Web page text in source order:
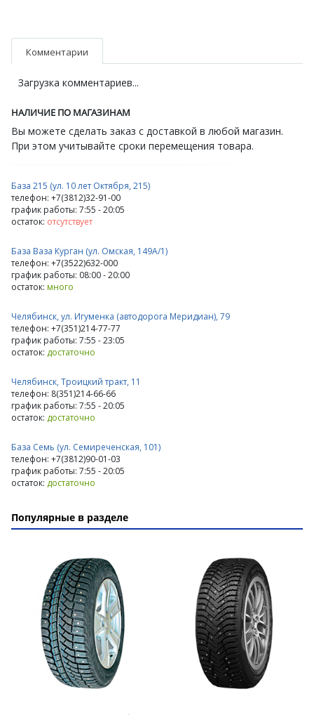
Комментарии
Загрузка комментариев...
НАЛИЧИЕ ПО МАГАЗИНАМ
Вы можете сделать заказ с доставкой в любой магазин.
При этом учитывайте сроки перемещения товара.
База 215 (ул. 10 лет Октября, 215)
телефон: +7(3812)32-91-00
график работы: 7:55 - 20:05
остаток: отсутствует
База Ваза Курган (ул. Омская, 149А/1)
телефон: +7(3522)632-000
график работы: 08:00 - 20:00
остаток: много
Челябинск, ул. Игуменка (автодорога Меридиан), 79
телефон: +7(351)214-77-77
график работы: 7:55 - 23:05
остаток: достаточно
Челябинск, Троицкий тракт, 11
телефон: 8(351)214-66-66
график работы: 7:55 - 20:05
остаток: достаточно
База Семь (ул. Семиреченская, 101)
телефон: +7(3812)90-01-03
график работы: 7:55 - 20:05
остаток: достаточно
Популярные в разделе